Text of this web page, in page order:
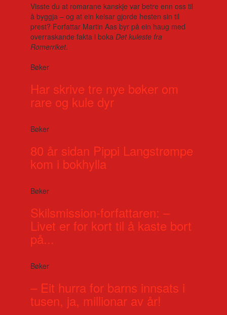
Visste du at romarane kanskje var betre enn oss til
å byggja – og at ein keisar gjorde hesten sin til
prest? Forfattar Martin Aas byr på ein haug med
overraskande fakta i boka Det kuleste fra
Romerriket.
Bøker
Har skrive tre nye bøker om
rare og kule dyr
Bøker
80 år sidan Pippi Langstrømpe
kom i bokhylla
Bøker
Skilsmission-forfattaren: –
Livet er for kort til å kaste bort
på...
Bøker
– Eit hurra for barns innsats i
tusen, ja, millionar av år!